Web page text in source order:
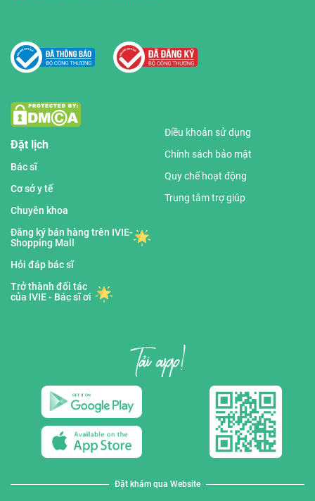
Đặt lịch
Bác sĩ
Cơ sở y tế
Chuyên khoa
Đăng ký bán hàng trên IVIE-
Shopping Mall
Hỏi đáp bác sĩ
Trở thành đối tác
của IVIE - Bác sĩ ơi
Điều khoản sử dụng
Chính sách bảo mật
Quy chế hoạt động
Trung tâm trợ giúp
Đặt khám qua Website